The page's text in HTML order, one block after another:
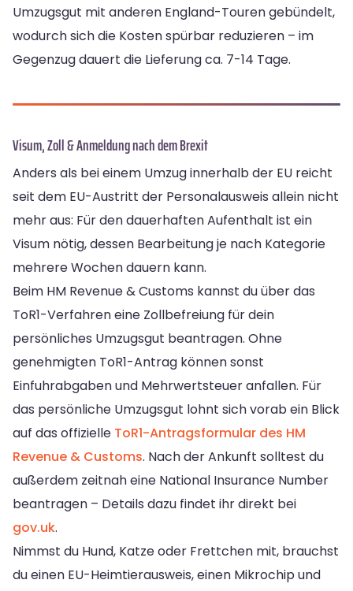
Umzugsgut mit anderen England-Touren gebündelt,
wodurch sich die Kosten spürbar reduzieren – im
Gegenzug dauert die Lieferung ca. 7-14 Tage.
Visum, Zoll & Anmeldung nach dem Brexit
Anders als bei einem Umzug innerhalb der EU reicht
seit dem EU-Austritt der Personalausweis allein nicht
mehr aus: Für den dauerhaften Aufenthalt ist ein
Visum nötig, dessen Bearbeitung je nach Kategorie
mehrere Wochen dauern kann.
Beim HM Revenue & Customs kannst du über das
ToR1-Verfahren eine Zollbefreiung für dein
persönliches Umzugsgut beantragen. Ohne
genehmigten ToR1-Antrag können sonst
Einfuhrabgaben und Mehrwertsteuer anfallen. Für
das persönliche Umzugsgut lohnt sich vorab ein Blick
auf das offizielle ToR1-Antragsformular des HM
Revenue & Customs. Nach der Ankunft solltest du
außerdem zeitnah eine National Insurance Number
beantragen – Details dazu findet ihr direkt bei
gov.uk.
Nimmst du Hund, Katze oder Frettchen mit, brauchst
du einen EU-Heimtierausweis, einen Mikrochip und